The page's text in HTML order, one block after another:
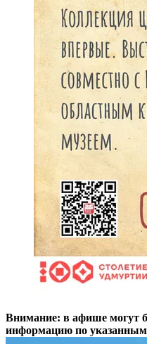
Внимание: в афише могут
информацию по